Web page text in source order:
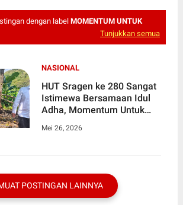
dengan label MOMENTUM UNTUK
Tunjukkan semua
NASIONAL
HUT Sragen ke 280 Sangat
Istimewa Bersamaan Idul
Adha, Momentum Untuk
Mei 26, 2026
POSTINGAN LAINNYA